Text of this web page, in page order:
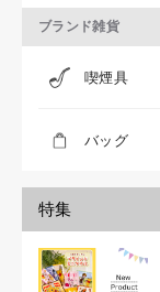
ブランド雑貨
喫煙具
バッグ
特集